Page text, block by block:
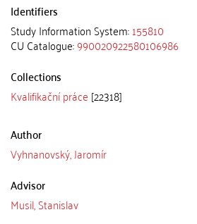
Identifiers
Study Information System:155810
CU Catalogue:990020922580106986
Collections
Kvalifikační práce [22318]
Author
Vyhnanovský, Jaromír
Advisor
Musil, Stanislav